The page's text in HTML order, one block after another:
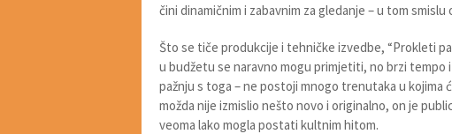
čini dinamičnim i zabavnim za gledanje – u tom
Što se tiče produkcije i tehničke izvedbe, “Prokleti
u budžetu se naravno mogu primjetiti, no brzi tempo
pažnju s toga – ne postoji mnogo trenutaka u kojima
možda nije izmislio nešto novo i originalno, on je
veoma lako mogla postati kultnim hitom.